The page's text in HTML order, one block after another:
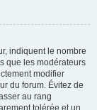
indiquent le nombre
que les modérateurs
modifier
du forum. Évitez de
au rang
tolérée et un